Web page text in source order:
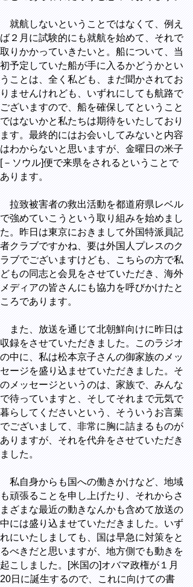
就航しないということではなくて、例え
ば２月に試験的にも就航を始めて、それで
取りかかっていきたいと。船について、当
初予定していた船が手に入るかどうかとい
うことは、全く私ども、まだ聞かされてお
りませんけれども、いずれにしても航路で
ございますので、船を確保してということ
ではないかと私たちは期待をいたしており
ます。最終的にはお会いしてみないと内容
はわからないと思いますが、金曜日の米子
[－ソウル]便で来県をされるということで
あります。
拉致被害者の救出活動を都道府県レベル
で強めていこうという取り組みを始めまし
た。昨日は東京におきまして外国特派員記
者クラブですかね、要は外国人プレスのク
ラブでございますけども、こちらの方で私
どもの同志と会見をさせていただき、海外
メディアの皆さんにも協力を呼びかけたと
ころであります。
また、放送を通じて北朝鮮向けに昨日は
収録をさせていただきました。このラジオ
の中に、私は松本京子さんの御家族のメッ
セージを盛り込ませていただきました。そ
のメッセージというのは、家族で、みんな
で待っていますと、そしてそれまで元気で
暮らしてくださいという、そういうお言葉
でございまして、非常に胸に詰まるものが
ありますが、それを代弁をさせていただき
ました。
私自身からも国への働きかけなど、地域
も頑張ることを申し上げたり、それからさ
まざまな最近の動きなんかも含めて放送の
中には盛り込ませていただきました。いず
れにいたしましても、国は早急に対策をと
るべきだと思いますが、地方側でも動きを
起こしました。[米国の]オバマ政権が１月
20日に誕生するので、これに向けての書